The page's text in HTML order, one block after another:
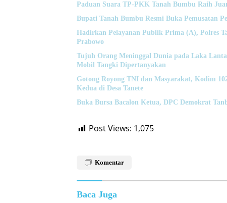
Paduan Suara TP-PKK Tanah Bumbu Raih
Bupati Tanah Bumbu Resmi Buka Pemusatan
Hadirkan Pelayanan Publik Prima (A), Polres
Prabowo
Tujuh Orang Meninggal Dunia pada Laka
Mobil Tangki Dipertanyakan
Gotong Royong TNI dan Masyarakat, Kodim
Kedua di Desa Tanete
Buka Bursa Bacalon Ketua, DPC Demokrat
Post Views: 1,075
Komentar
Baca Juga